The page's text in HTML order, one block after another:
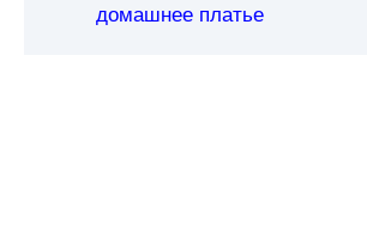
домашнее платье